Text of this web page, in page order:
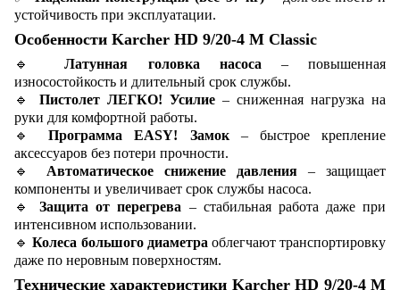
устойчивость при эксплуатации.
Особенности Karcher HD 9/20-4 M Classic
🔹Латунная головка насоса – повышенная
износостойкость и длительный срок службы.
🔹 Пистолет ЛЕГКО! Усилие – сниженная нагрузка на
руки для комфортной работы.
🔹Программа EASY! Замок– быстрое крепление
аксессуаров без потери прочности.
🔹 Автоматическое снижение давления – защищает
компоненты и увеличивает срок службы насоса.
🔹Защита от перегрева – стабильная работа даже при
интенсивном использовании.
🔹Колеса большого диаметра облегчают транспортировку
даже по неровным поверхностям.
Технические характеристики Karcher HD 9/20-4 M